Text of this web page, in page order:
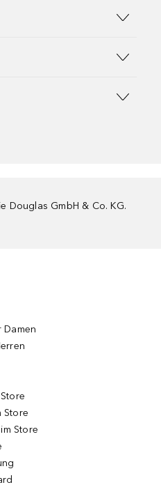
Douglas GmbH & Co. KG.
Damen
Store
Store